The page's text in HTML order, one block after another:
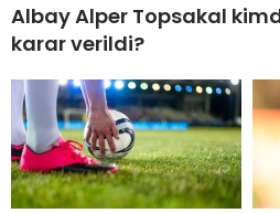
Albay Alper Topsakal
karar verildi?